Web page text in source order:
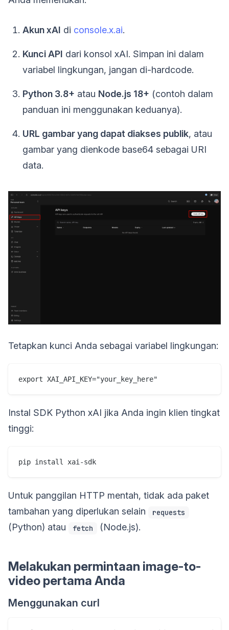
Akun xAI di console.x.ai.
Kunci API dari konsol xAI. Simpan ini dalam
variabel lingkungan, jangan di-hardcode.
Python 3.8+ atau Node.js 18+ (contoh dalam
panduan ini menggunakan keduanya).
URL gambar yang dapat diakses publik, atau
gambar yang dienkode base64 sebagai URI
data.
Tetapkan kunci Anda sebagai variabel lingkungan:
Instal SDK Python xAI jika Anda ingin klien tingkat
tinggi:
Untuk panggilan HTTP mentah, tidak ada paket
tambahan yang diperlukan selain
requests
(Python) atau fetch (Node.js).
Melakukan permintaan image-to-
video pertama Anda
Menggunakan curl